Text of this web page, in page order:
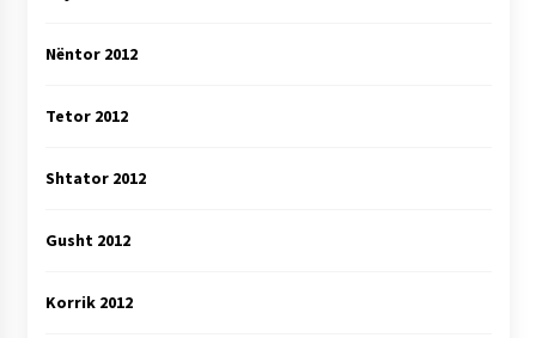
Nëntor 2012
Tetor 2012
Shtator 2012
Gusht 2012
Korrik 2012